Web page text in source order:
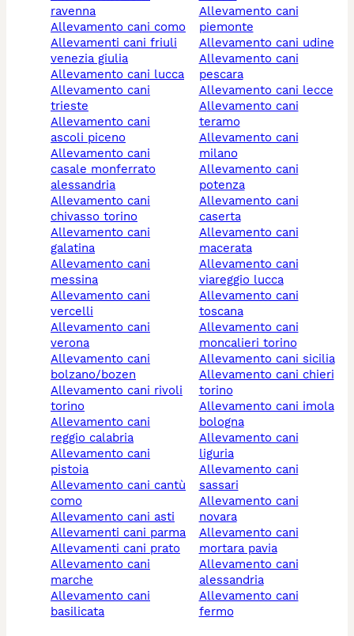
ravenna
allevamento cani como
allevamenti cani friuli
venezia giulia
allevamento cani lucca
allevamento cani
trieste
allevamento cani
ascoli piceno
allevamento cani
casale monferrato
alessandria
allevamento cani
chivasso torino
allevamento cani
galatina
allevamento cani
messina
allevamento cani
vercelli
allevamento cani
verona
allevamento cani
bolzano/bozen
allevamento cani rivoli
torino
allevamento cani
reggio calabria
allevamento cani
pistoia
allevamento cani cantù
como
allevamento cani asti
allevamenti cani parma
allevamenti cani prato
allevamento cani
marche
allevamento cani
basilicata
allevamento cani
piemonte
allevamento cani udine
allevamento cani
pescara
allevamento cani lecce
allevamento cani
teramo
allevamento cani
milano
allevamento cani
potenza
allevamento cani
caserta
allevamento cani
macerata
allevamento cani
viareggio lucca
allevamento cani
toscana
allevamento cani
moncalieri torino
allevamento cani sicilia
allevamento cani chieri
torino
allevamento cani imola
bologna
allevamento cani
liguria
allevamento cani
sassari
allevamento cani
novara
allevamento cani
mortara pavia
allevamento cani
alessandria
allevamento cani
fermo